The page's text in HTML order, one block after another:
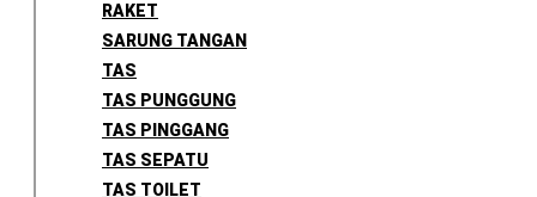
RAKET
SARUNG TANGAN
TAS
TAS PUNGGUNG
TAS PINGGANG
TAS SEPATU
TAS TOILET